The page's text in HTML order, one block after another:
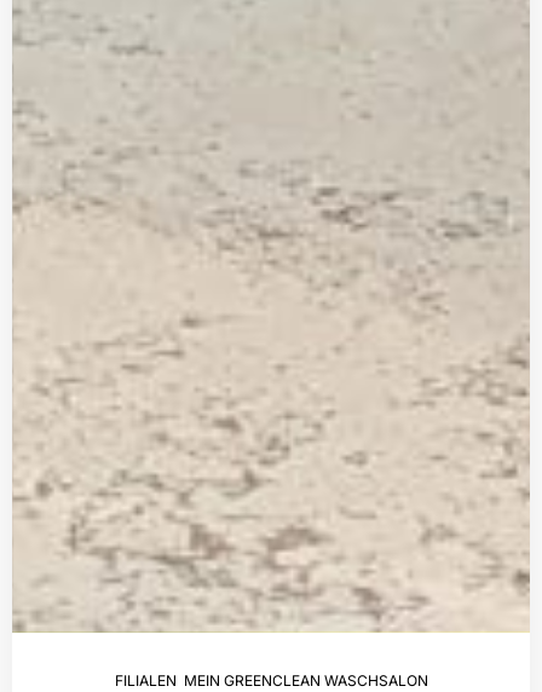
FILIALEN MEIN GREENCLEAN WASCHSALON